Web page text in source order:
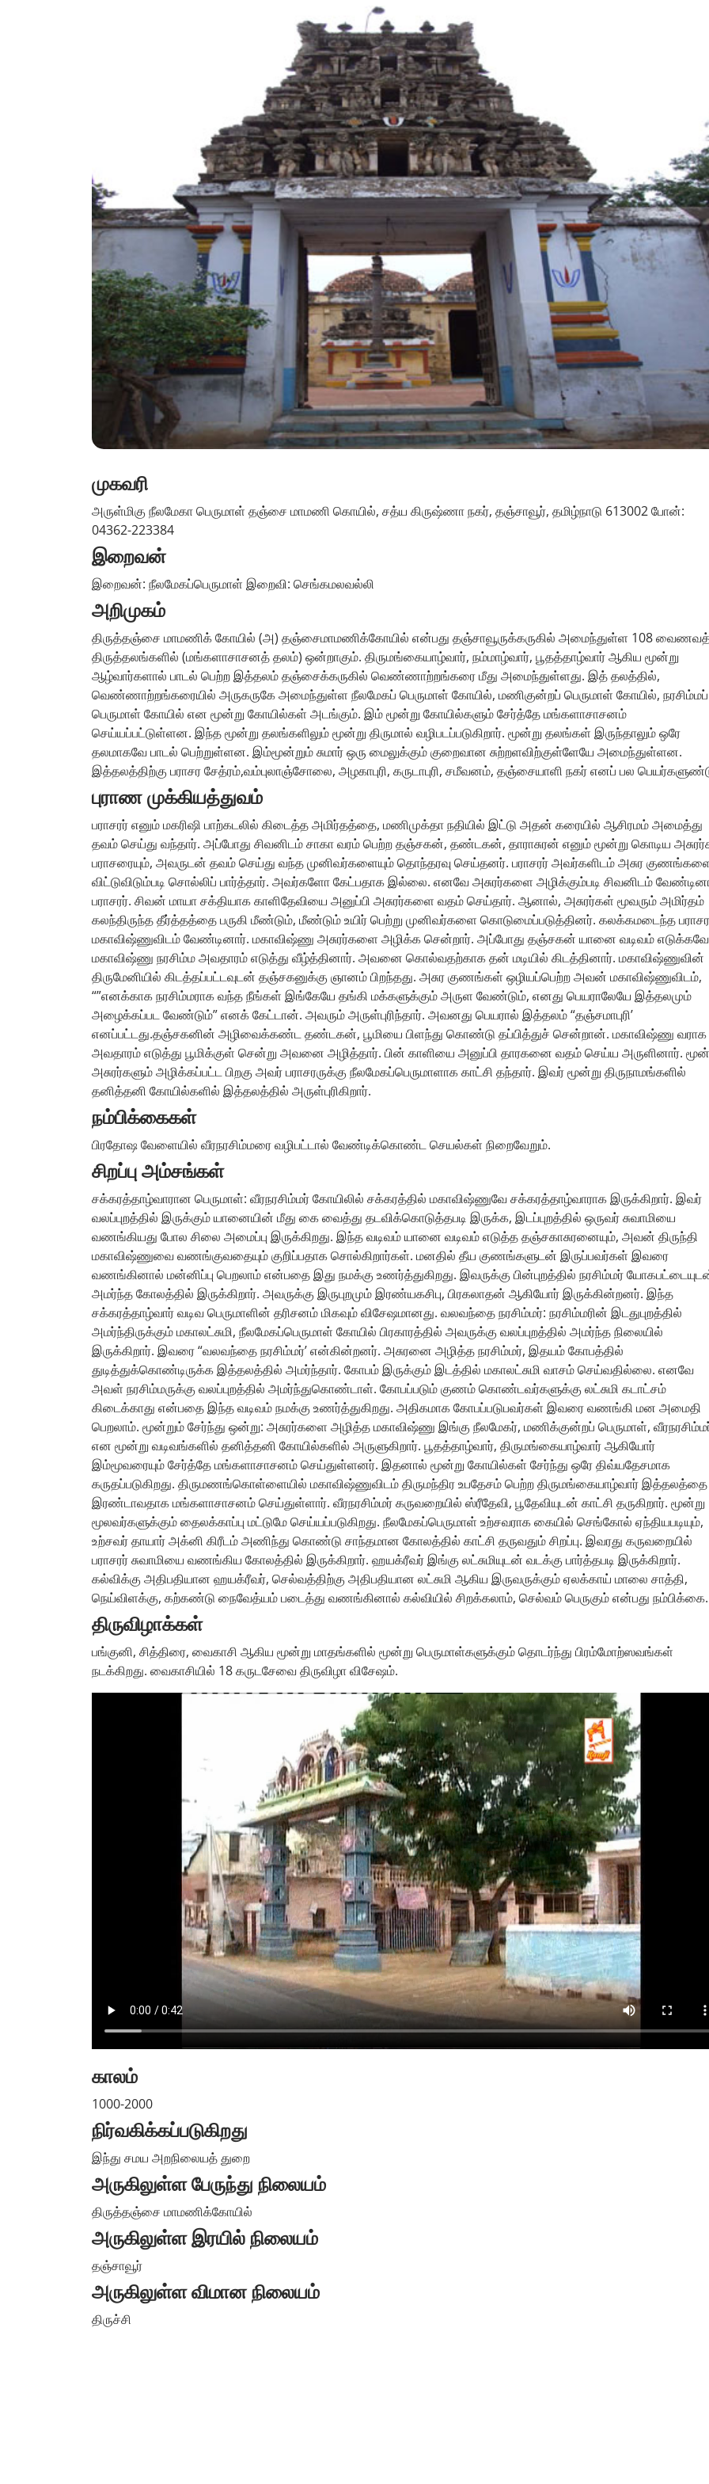
முகவரி
அருள்மிகு நீலமேகா பெருமாள் தஞ்சை மாமணி கொயில், சத்ய கிருஷ்ணா நகர், தஞ்சாவூர், தமிழ்நாடு 613002 போன்:
04362-223384
இறைவன்
இறைவன்: நீலமேகப்பெருமாள் இறைவி: செங்கமலவல்லி
அறிமுகம்
திருத்தஞ்சை மாமணிக் கோயில் (அ) தஞ்சைமாமணிக்கோயில் என்பது தஞ்சாவூருக்கருகில் அமைந்துள்ள 108
திருத்தலங்களில் (மங்களாசாசனத் தலம்) ஒன்றாகும். திருமங்கையாழ்வார், நம்மாழ்வார், பூதத்தாழ்வார் ஆகிய மூன்று
ஆழ்வார்களால் பாடல் பெற்ற இத்தலம் தஞ்சைக்கருகில் வெண்ணாற்றங்கரை மீது அமைந்துள்ளது. இத் தலத்தில்,
வெண்ணாற்றங்கரையில் அருகருகே அமைந்துள்ள நீலமேகப் பெருமாள் கோயில், மணிகுன்றப் பெருமாள் கோயில், நரசிம்மப்
பெருமாள் கோயில் என மூன்று கோயில்கள் அடங்கும். இம் மூன்று கோயில்களும் சேர்த்தே மங்களாசாசனம்
செய்யப்பட்டுள்ளன. இந்த மூன்று தலங்களிலும் மூன்று திருமால் வழிபடப்படுகிறார். மூன்று தலங்கள் இருந்தாலும் ஒரே
தலமாகவே பாடல் பெற்றுள்ளன. இம்மூன்றும் சுமார் ஒரு மைலுக்கும் குறைவான சுற்றளவிற்குள்ளேயே அமைந்துள்ளன.
இத்தலத்திற்கு பராசர சேத்ரம்,வம்புலாஞ்சோலை, அழகாபுரி, கருடாபுரி, சமீவனம், தஞ்சையாளி நகர் எனப் பல
புராண முக்கியத்துவம்
பராசரர் எனும் மகரிஷி பாற்கடலில் கிடைத்த அமிர்தத்தை, மணிமுக்தா நதியில் இட்டு அதன் கரையில் ஆசிரமம் அமைத்து
தவம் செய்து வந்தார். அப்போது சிவனிடம் சாகா வரம் பெற்ற தஞ்சகன், தண்டகன், தாராசுரன் எனும் மூன்று கொடிய
பராசரையும், அவருடன் தவம் செய்து வந்த முனிவர்களையும் தொந்தரவு செய்தனர். பராசரர் அவர்களிடம் அசுர
விட்டுவிடும்படி சொல்லிப் பார்த்தார். அவர்களோ கேட்பதாக இல்லை. எனவே அசுரர்களை அழிக்கும்படி சிவனிடம்
பராசரர். சிவன் மாயா சக்தியாக காளிதேவியை அனுப்பி அசுரர்களை வதம் செய்தார். ஆனால், அசுரர்கள் மூவரும் அமிர்தம்
கலந்திருந்த தீர்த்தத்தை பருகி மீண்டும், மீண்டும் உயிர் பெற்று முனிவர்களை கொடுமைப்படுத்தினர். கலக்கமடைந்த
மகாவிஷ்ணுவிடம் வேண்டினார். மகாவிஷ்ணு அசுரர்களை அழிக்க சென்றார். அப்போது தஞ்சகன் யானை வடிவம்
மகாவிஷ்ணு நரசிம்ம அவதாரம் எடுத்து வீழ்த்தினார். அவனை கொல்வதற்காக தன் மடியில் கிடத்தினார். மகாவிஷ்ணுவின்
திருமேனியில் கிடத்தப்பட்டவுடன் தஞ்சகனுக்கு ஞானம் பிறந்தது. அசுர குணங்கள் ஒழியப்பெற்ற அவன் மகாவிஷ்ணுவிடம்,
“”எனக்காக நரசிம்மராக வந்த நீங்கள் இங்கேயே தங்கி மக்களுக்கும் அருள வேண்டும், எனது பெயராலேயே இத்தலமும்
அழைக்கப்பட வேண்டும்” எனக் கேட்டான். அவரும் அருள்புரிந்தார். அவனது பெயரால் இத்தலம் “தஞ்சமாபுரி’
எனப்பட்டது.தஞ்சகனின் அழிவைக்கண்ட தண்டகன், பூமியை பிளந்து கொண்டு தப்பித்துச் சென்றான். மகாவிஷ்ணு வராக
அவதாரம் எடுத்து பூமிக்குள் சென்று அவனை அழித்தார். பின் காளியை அனுப்பி தாரகனை வதம் செய்ய அருளினார்.
அசுரர்களும் அழிக்கப்பட்ட பிறகு அவர் பராசரருக்கு நீலமேகப்பெருமாளாக காட்சி தந்தார். இவர் மூன்று திருநாமங்களில்
தனித்தனி கோயில்களில் இத்தலத்தில் அருள்புரிகிறார்.
நம்பிக்கைகள்
பிரதோஷ வேளையில் வீரநரசிம்மரை வழிபட்டால் வேண்டிக்கொண்ட செயல்கள் நிறைவேறும்.
சிறப்பு அம்சங்கள்
சக்கரத்தாழ்வாரான பெருமாள்: வீரநரசிம்மர் கோயிலில் சக்கரத்தில் மகாவிஷ்ணுவே சக்கரத்தாழ்வாராக இருக்கிறார். இவர்
வலப்புறத்தில் இருக்கும் யானையின் மீது கை வைத்து தடவிக்கொடுத்தபடி இருக்க, இடப்புறத்தில் ஒருவர் சுவாமியை
வணங்கியது போல சிலை அமைப்பு இருக்கிறது. இந்த வடிவம் யானை வடிவம் எடுத்த தஞ்சகாசுரனையும், அவன் திருந்தி
மகாவிஷ்ணுவை வணங்குவதையும் குறிப்பதாக சொல்கிறார்கள். மனதில் தீய குணங்களுடன் இருப்பவர்கள் இவரை
வணங்கினால் மன்னிப்பு பெறலாம் என்பதை இது நமக்கு உணர்த்துகிறது. இவருக்கு பின்புறத்தில் நரசிம்மர்
அமர்ந்த கோலத்தில் இருக்கிறார். அவருக்கு இருபுறமும் இரண்யகசிபு, பிரகலாதன் ஆகியோர் இருக்கின்றனர். இந்த
சக்கரத்தாழ்வார் வடிவ பெருமாளின் தரிசனம் மிகவும் விசேஷமானது. வலவந்தை நரசிம்மர்: நரசிம்மரின் இடதுபுறத்தில்
அமர்ந்திருக்கும் மகாலட்சுமி, நீலமேகப்பெருமாள் கோயில் பிரகாரத்தில் அவருக்கு வலப்புறத்தில் அமர்ந்த நிலையில்
இருக்கிறார். இவரை “வலவந்தை நரசிம்மர்’ என்கின்றனர். அசுரனை அழித்த நரசிம்மர், இதயம் கோபத்தில்
துடித்துக்கொண்டிருக்க இத்தலத்தில் அமர்ந்தார். கோபம் இருக்கும் இடத்தில் மகாலட்சுமி வாசம் செய்வதில்லை. எனவே
அவள் நரசிம்மருக்கு வலப்புறத்தில் அமர்ந்துகொண்டாள். கோபப்படும் குணம் கொண்டவர்களுக்கு லட்சுமி கடாட்சம்
கிடைக்காது என்பதை இந்த வடிவம் நமக்கு உணர்த்துகிறது. அதிகமாக கோபப்படுபவர்கள் இவரை வணங்கி மன அமைதி
பெறலாம். மூன்றும் சேர்ந்து ஒன்று: அசுரர்களை அழித்த மகாவிஷ்ணு இங்கு நீலமேகர், மணிக்குன்றப் பெருமாள்,
என மூன்று வடிவங்களில் தனித்தனி கோயில்களில் அருளுகிறார். பூதத்தாழ்வார், திருமங்கையாழ்வார் ஆகியோர்
இம்மூவரையும் சேர்த்தே மங்களாசாசனம் செய்துள்ளனர். இதனால் மூன்று கோயில்கள் சேர்ந்து ஒரே திவ்யதேசமாக
கருதப்படுகிறது. திருமணங்கொள்ளையில் மகாவிஷ்ணுவிடம் திருமந்திர உபதேசம் பெற்ற திருமங்கையாழ்வார் இத்தலத்தை
இரண்டாவதாக மங்களாசாசனம் செய்துள்ளார். வீரநரசிம்மர் கருவறையில் ஸ்ரீதேவி, பூதேவியுடன் காட்சி தருகிறார். மூன்று
மூலவர்களுக்கும் தைலக்காப்பு மட்டுமே செய்யப்படுகிறது. நீலமேகப்பெருமாள் உற்சவராக கையில் செங்கோல் ஏந்தியபடியும்,
உற்சவர் தாயார் அக்னி கிரீடம் அணிந்து கொண்டு சாந்தமான கோலத்தில் காட்சி தருவதும் சிறப்பு. இவரது கருவறையில்
பராசரர் சுவாமியை வணங்கிய கோலத்தில் இருக்கிறார். ஹயக்ரீவர் இங்கு லட்சுமியுடன் வடக்கு பார்த்தபடி இருக்கிறார்.
கல்விக்கு அதிபதியான ஹயக்ரீவர், செல்வத்திற்கு அதிபதியான லட்சுமி ஆகிய இருவருக்கும் ஏலக்காய் மாலை சாத்தி,
நெய்விளக்கு, கற்கண்டு நைவேத்யம் படைத்து வணங்கினால் கல்வியில் சிறக்கலாம், செல்வம் பெருகும் என்பது நம்பிக்கை.
திருவிழாக்கள்
பங்குனி, சித்திரை, வைகாசி ஆகிய மூன்று மாதங்களில் மூன்று பெருமாள்களுக்கும் தொடர்ந்து பிரம்மோற்ஸவங்கள்
நடக்கிறது. வைகாசியில் 18 கருடசேவை திருவிழா விசேஷம்.
காலம்
1000-2000
நிர்வகிக்கப்படுகிறது
இந்து சமய அறநிலையத் துறை
அருகிலுள்ள பேருந்து நிலையம்
திருத்தஞ்சை மாமணிக்கோயில்
அருகிலுள்ள இரயில் நிலையம்
தஞ்சாவூர்
அருகிலுள்ள விமான நிலையம்
திருச்சி